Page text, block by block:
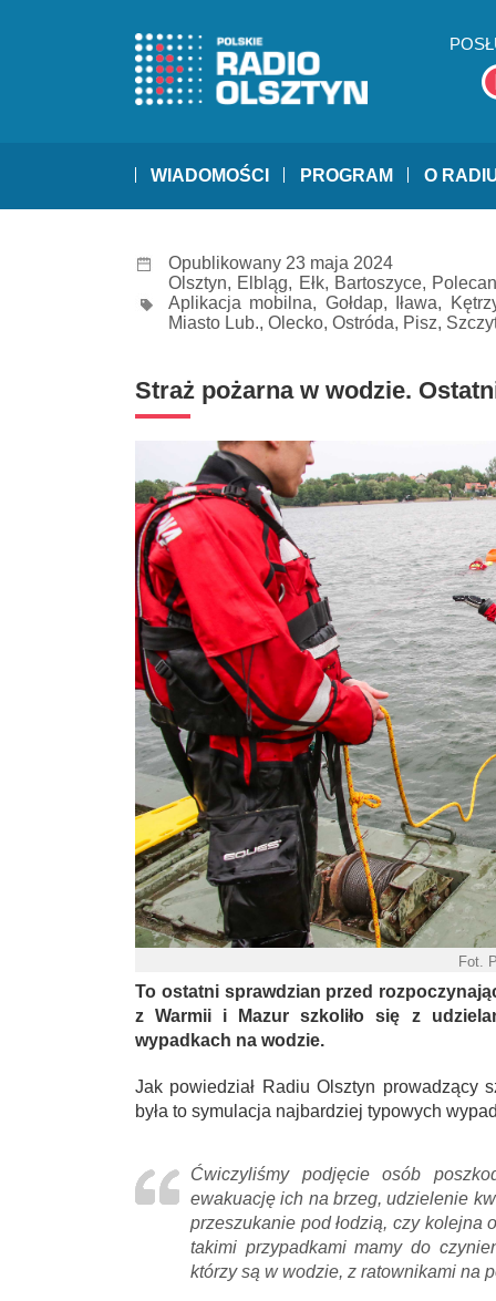
WIADOMOŚCI PROGRAM O
Opublikowany 23 maja 2024
Olsztyn, Elbląg, Ełk, Bartoszyce,
Aplikacja mobilna, Gołdap, Iława,
Miasto Lub., Olecko, Ostróda, Pisz,
Straż pożarna w wodzie.
Fot.
To ostatni sprawdzian przed
z Warmii i Mazur szkoliło się z
wypadkach na wodzie.
Jak powiedział Radiu Olsztyn prowadzący
była to symulacja najbardziej typowych
Ćwiczyliśmy podjęcie osób
ewakuację ich na brzeg, udzielenie
przeszukanie pod łodzią, czy kolejna
takimi przypadkami mamy do
którzy są w wodzie, z ratownikami na